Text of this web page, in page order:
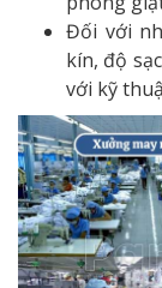
Đối với
kín, độ
với kỹ